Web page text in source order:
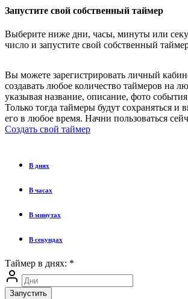
Запустите свой собственный таймер
Выберите ниже дни, часы, минуты или
число и запустите свой собственный
Вы можете зарегистрировать личный
создавать любое количество таймеров на
указывая название, описание, фото
Только тогда таймеры будут сохраняться и
его в любое время. Начни пользоваться
Создать свой таймер
В днях
В часах
В минутах
В секундах
Таймер в днях: *
Запустить